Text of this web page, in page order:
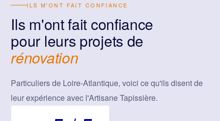
ILS M'ONT FAIT CONFIANCE
Ils m'ont fait confiance
pour leurs projets de
rénovation
Particuliers de Loire-Atlantique, voici ce qu'ils disent de
leur expérience avec l'Artisane Tapissière.